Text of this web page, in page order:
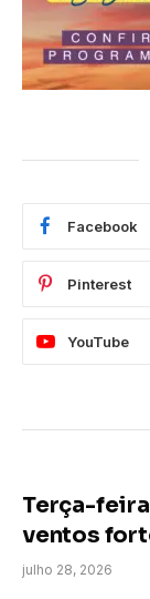
Facebook
Pinterest
YouTube
Terça-
ventos
julho 28, 2026